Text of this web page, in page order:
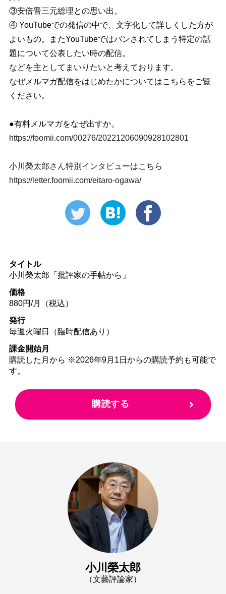
③安倍晋三元総理との思い出。
④ YouTubeでの発信の中で、文字化して詳しくした方が
よいもの。またYouTubeではバンされてしまう特定の話
題について公表したい時の配信。
などを主としてまいりたいと考えております。
なぜメルマガ配信をはじめたかについてはこちらをご覧
ください。
●有料メルマガをなぜ出すか。
https://foomii.com/00276/20221206090928102801
小川榮太郎さん特別インタビューはこちら
https://letter.foomii.com/eitaro-ogawa/
タイトル
小川榮太郎「批評家の手帖から」
価格
880円/月（税込）
発行
毎週火曜日（臨時配信あり）
課金開始月
購読した月から ※2026年9月1日からの購読予約も可能で
す。
購読する
小川榮太郎
（文藝評論家）